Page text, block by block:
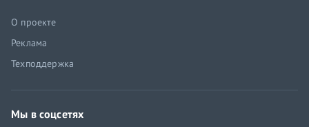
О проекте
Реклама
Техподдержка
Мы в соцсетях